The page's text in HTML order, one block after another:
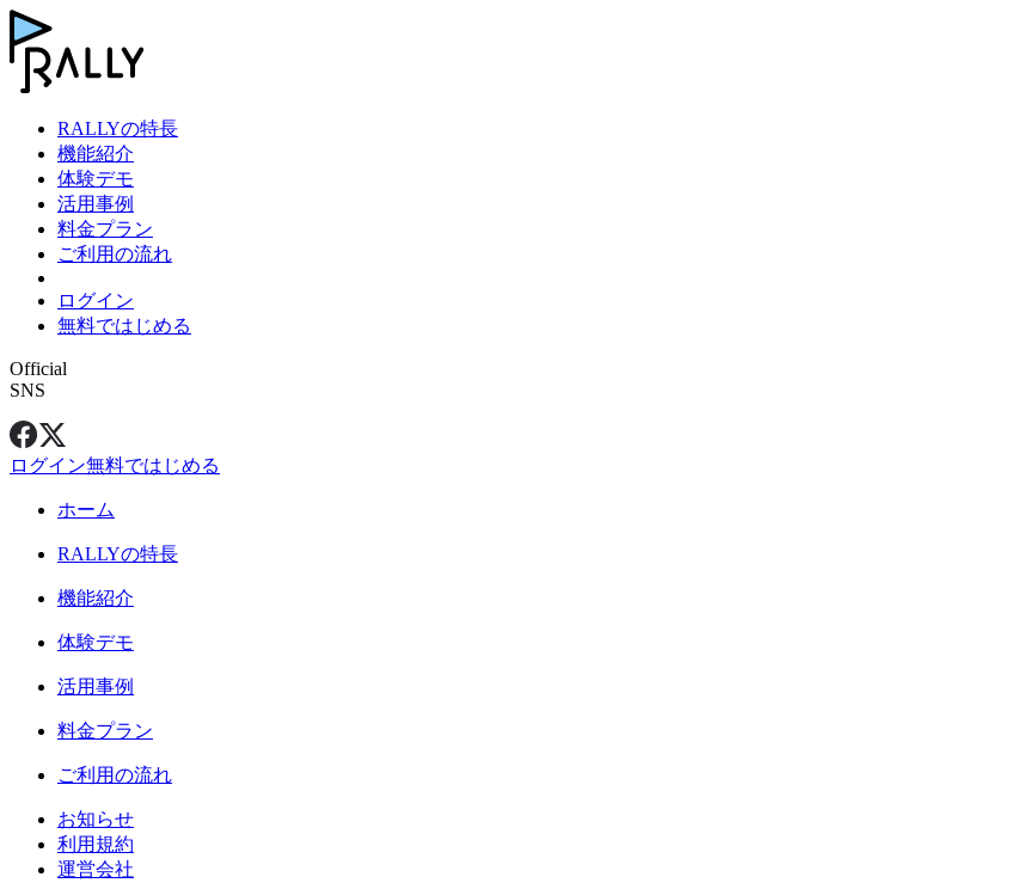
RALLYの特長
機能紹介
体験デモ
活用事例
料金プラン
ご利用の流れ
ログイン
無料ではじめる
Official
SNS
ログイン無料ではじめる
ホーム
RALLYの特長
機能紹介
体験デモ
活用事例
料金プラン
ご利用の流れ
お知らせ
利用規約
運営会社